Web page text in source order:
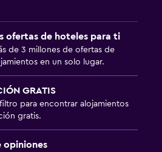
ofertas de hoteles para ti
de 3 millones de ofertas de
en un solo lugar.
GRATIS
para encontrar alojamientos
gratis.
opiniones